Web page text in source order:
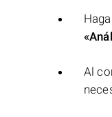
Al